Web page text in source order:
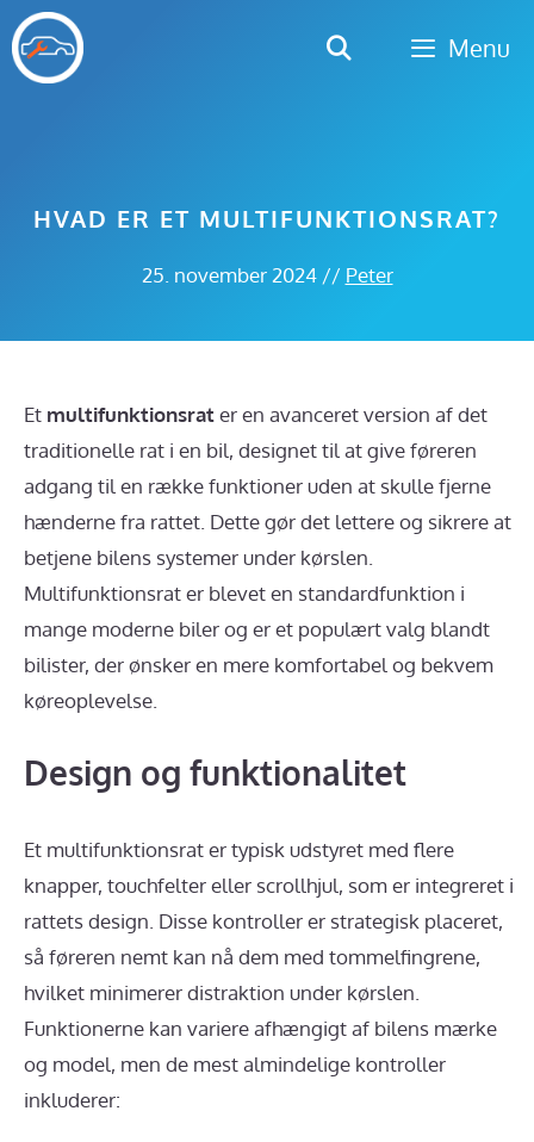
Hop
til
indhold
Menu
HVAD ER ET MULTIFUNKTIONSRAT?
25. november 2024// Peter
Et multifunktionsrater en avanceret version af det
traditionelle rat i en bil, designet til at give føreren
adgang til en række funktioner uden at skulle fjerne
hænderne fra rattet. Dette gør det lettere og sikrere at
betjene bilens systemer under kørslen.
Multifunktionsrat er blevet en standardfunktion i
mange moderne biler og er et populært valg blandt
bilister, der ønsker en mere komfortabel og bekvem
køreoplevelse.
Design og funktionalitet
Et multifunktionsrat er typisk udstyret med flere
knapper, touchfelter eller scrollhjul, som er integreret i
rattets design. Disse kontroller er strategisk placeret,
så føreren nemt kan nå dem med tommelfingrene,
hvilket minimerer distraktion under kørslen.
Funktionerne kan variere afhængigt af bilens mærke
og model, men de mest almindelige kontroller
inkluderer: